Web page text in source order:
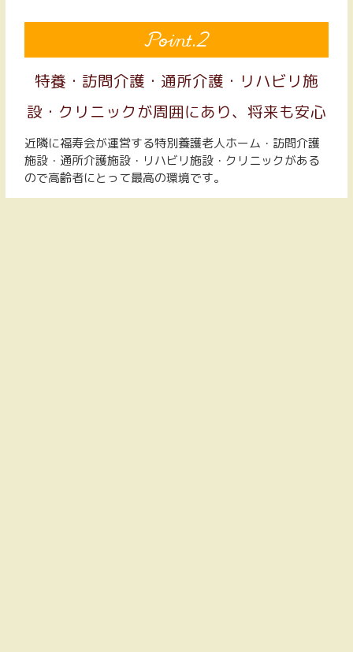
Point.2
特養・訪問介護・通所介護・リハビリ施
設・クリニックが周囲にあり、将来も安心
近隣に福寿会が運営する特別養護老人ホーム・訪問介護
施設・通所介護施設・リハビリ施設・クリニックがある
ので高齢者にとって最高の環境です。